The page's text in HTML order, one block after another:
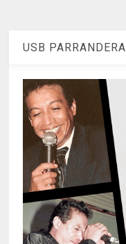
USB PARRANDERA